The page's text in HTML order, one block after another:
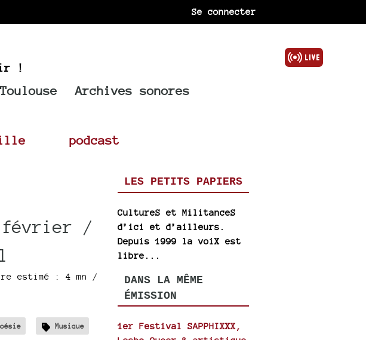
Se connecter
!
Archives sonores
podcast
février /
estimé : 4 mn /
Musique
LES PETITS PAPIERS
CultureS et MilitanceS
d’ici et d’ailleurs.
Depuis 1999 la voiX est
libre...
DANS LA MÊME
ÉMISSION
1er Festival SAPPHIXXX,